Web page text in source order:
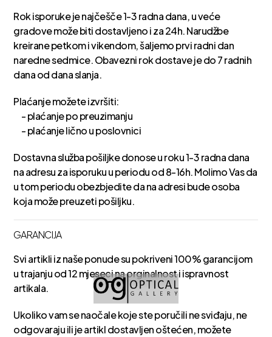
Rok isporuke je najčešče 1-3 radna dana, u veće
gradove može biti dostavljeno i za 24h. Narudžbe
kreirane petkom i vikendom, šaljemo prvi radni dan
naredne sedmice. Obavezni rok dostave je do 7 radnih
dana od dana slanja.
Plaćanje možete izvršiti:
- plaćanje po preuzimanju
- plaćanje lično u poslovnici
Dostavna služba pošiljke donose u roku 1-3 radna dana
na adresu za isporuku u periodu od 8-16h. Molimo Vas da
u tom periodu obezbjedite da na adresi bude osoba
koja može preuzeti pošiljku.
GARANCIJA
Svi artikli iz naše ponude su pokriveni 100% garancijom
u trajanju od 12 mjeseci na orginalnost i ispravnost
artikala.
Ukoliko vam se naočale koje ste poručili ne sviđaju, ne
odgovaraju ili je artikl dostavljen oštećen, možete